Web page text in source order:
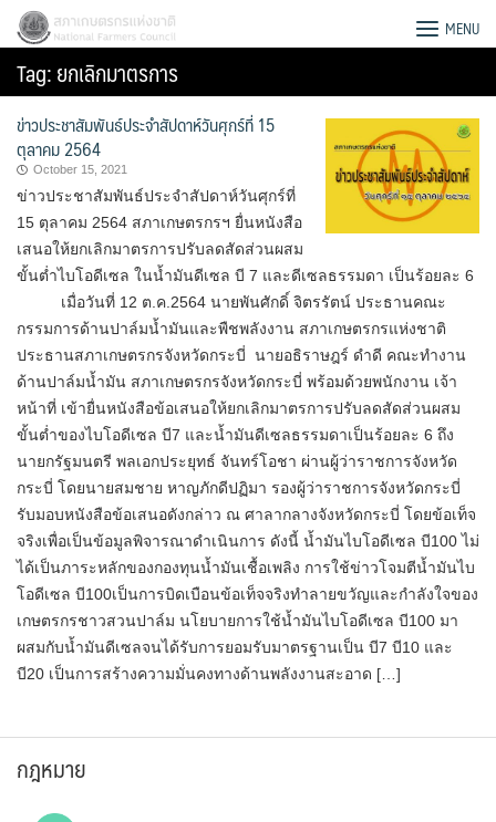
Skip
content
Search
for:
สภาเกษตรกรแห่งชาติ MENU
Tag:ยกเลิกมาตรการ
ข่าวประชาสัมพันธ์ประจำสัปดาห์วันศุกร์ที่ 15
ตุลาคม 2564
October 15, 2021
ข่าวประชาสัมพันธ์ประจำสัปดาห์วันศุกร์ที่
15 ตุลาคม 2564 สภาเกษตรกรฯ ยื่นหนังสือ
เสนอให้ยกเลิกมาตรการปรับลดสัดส่วนผสม
ขั้นต่ำไบโอดีเซล ในน้ำมันดีเซล บี 7 และดีเซลธรรมดา เป็นร้อยละ 6
เมื่อวันที่ 12 ต.ค.2564 นายพันศักดิ์ จิตรรัตน์ ประธาน​คณะ
กรรมการด้านปาล์มน้ำมันและพืชพลังงาน​ สภา​เกษตรกร​แห่งชาติ​
ประธานสภาเกษตรกรจังหวัดกระบี่ นายอธิราษฎร์ ดำดี คณะทำงาน
ด้านปาล์มน้ำมัน สภาเกษตรกรจังหวัดกระบี่​ พร้อมด้วยพนักงาน​ เจ้า
หน้าที่​ เข้ายื่นหนังสือข้อเสนอให้ยกเลิกมาตรการปรับลดสัดส่วนผสม
ขั้นต่ำของไบโอดีเซล บี7 และน้ำมันดีเซลธรรมดาเป็นร้อยละ 6 ถึง
นายกรัฐมนตรี พลเอกประยุทธ์ จันทร์โอชา ผ่านผู้ว่าราชการจังหวัด
กระบี่ โดยนายสมชาย หาญภักดีปฏิมา รองผู้ว่าราชการจังหวัดกระบี่
รับมอบหนังสือข้อเสนอดังกล่าว​ ณ ศาลากลางจังหวัดกระบี่ โดยข้อเท็จ
จริงเพื่อเป็นข้อมูลพิจารณาดำเนินการ ดังนี้ น้ำมันไบโอดีเซล บี100 ไม่
ได้เป็นภาระหลักของกองทุนน้ำมันเชื้อเพลิง การใช้ข่าวโจมตีน้ำมันไบ
โอดีเซล บี100​เป็นการบิดเบือนข้อเท็จจริงทำลายขวัญและกำลังใจของ
เกษตรกรชาวสวนปาล์ม นโยบายการใช้น้ำมันไบโอดีเซล บี100 มา
ผสมกับน้ำมันดีเซลจนได้รับการยอมรับมาตรฐานเป็น บี7 บี10 และ
บี20 เป็นการสร้างความมั่นคงทางด้านพลังงานสะอาด […]
กฎหมาย